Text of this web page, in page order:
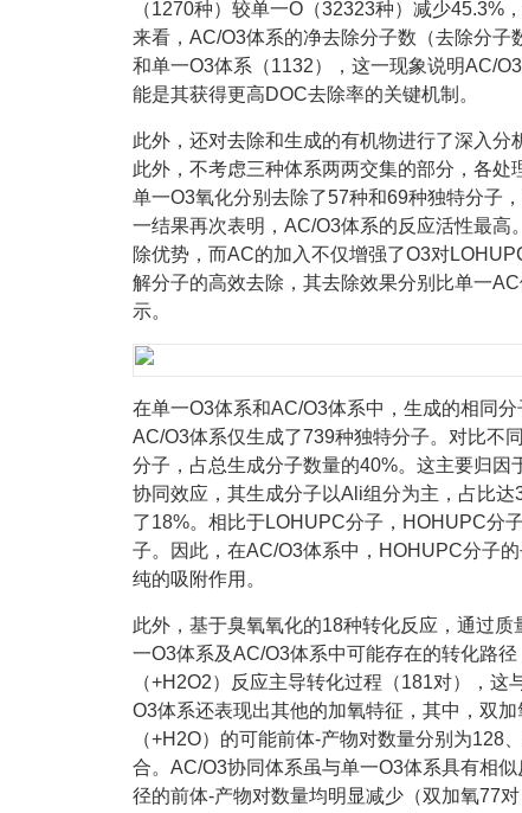
（1270种）较单一O（32323种）减少45.3%
来看，AC/O3体系的净去除分子数（去除分子
和单一O3体系（1132），这一现象说明AC/
能是其获得更高DOC去除率的关键机制。
此外，还对去除和生成的有机物进行了深入分
此外，不考虑三种体系两两交集的部分，各
单一O3氧化分别去除了57种和69种独特分子
一结果再次表明，AC/O3体系的反应活性最
除优势，而AC的加入不仅增强了O3对
解分子的高效去除，其去除效果分别比单一
示。
在单一O3体系和AC/O3体系中，生成的相同
AC/O3体系仅生成了739种独特分子。对比不
分子，占总生成分子数量的40%。这主要归
协同效应，其生成分子以Ali组分为主，占比
了18%。相比于LOHUPC分子，HOHUPC分
子。因此，在AC/O3体系中，HOHUPC分子
纯的吸附作用。
此外，基于臭氧氧化的18种转化反应，通过
一O3体系及AC/O3体系中可能存在的转化路
（+H2O2）反应主导转化过程（181对），
O3体系还表现出其他的加氧特征，其中，双
（+H2O）的可能前体-产物对数量分别为
合。AC/O3协同体系虽与单一O3体系具有相
径的前体-产物对数量均明显减少（双加氧77